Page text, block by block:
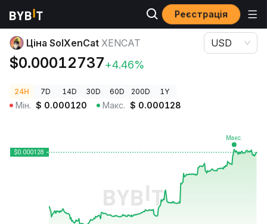
Реєстрація
Ціни криптовалют Ціна SolXenCat XENCAT
Ціна SolXenCat XENCAT
$0.00012737+4.46%
USD
24H 7D 14D 30D 60D 200D 1Y
Мін. $ 0.000120 Макс. $ 0.000128